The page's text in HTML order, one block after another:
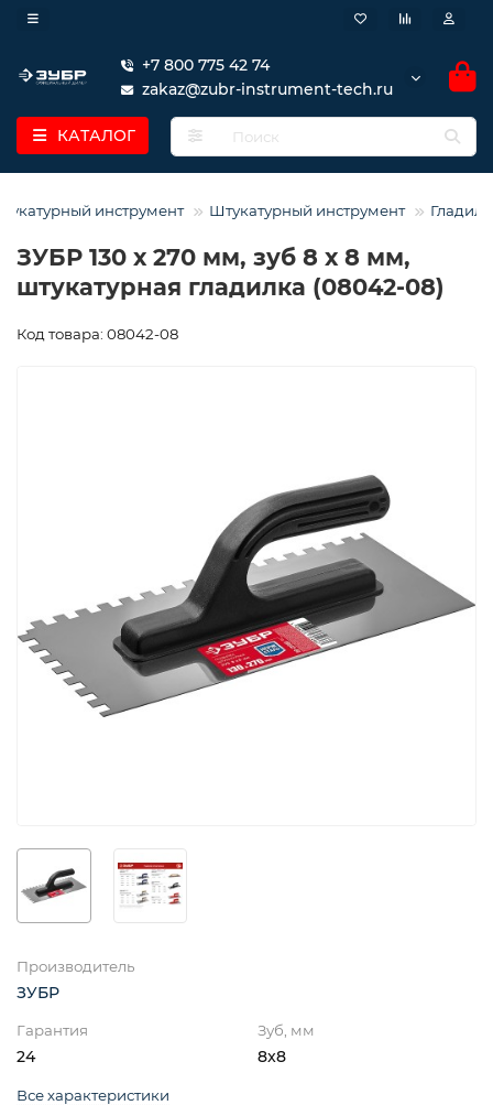
+7 800 775 42 74
zakaz@zubr-instrument-tech.ru
КАТАЛОГ
инструмент Штукатурный инструмент
ЗУБР 130 х 270 мм, зуб 8 х 8 мм,
штукатурная гладилка (08042-08)
Код товара: 08042-08
Производитель
ЗУБР
Гарантия
24
Зуб, мм
8x8
Все характеристики